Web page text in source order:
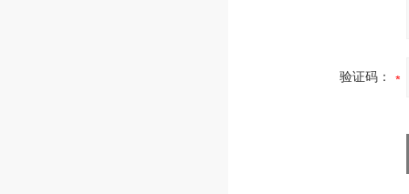
验证码：